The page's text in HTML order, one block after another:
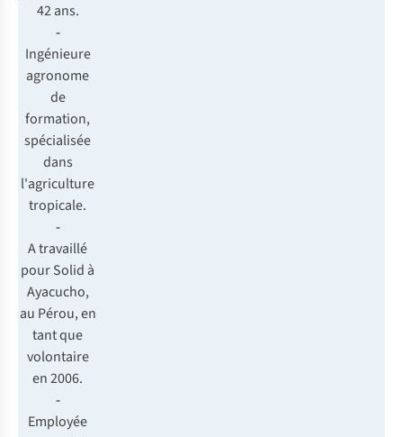
42 ans.
-
Ingénieure
agronome
de
formation,
spécialisée
dans
l'agriculture
tropicale.
-
A travaillé
pour Solid à
Ayacucho,
au Pérou, en
tant que
volontaire
en 2006.
-
Employée